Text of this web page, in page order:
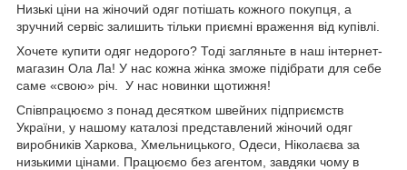
Низькі ціни на жіночий одяг потішать кожного покупця, а
зручний сервіс залишить тільки приємні враження від купівлі.
Хочете купити одяг недорого? Тоді загляньте в наш інтернет-
магазин Ола Ла! У нас кожна жінка зможе підібрати для себе
саме «свою» річ. У нас новинки щотижня!
Співпрацюємо з понад десятком швейних підприємств
України, у нашому каталозі представлений жіночий одяг
виробників Харкова, Хмельницького, Одеси, Ніколаєва за
низькими цінами. Працюємо без агентом, завдяки чому в